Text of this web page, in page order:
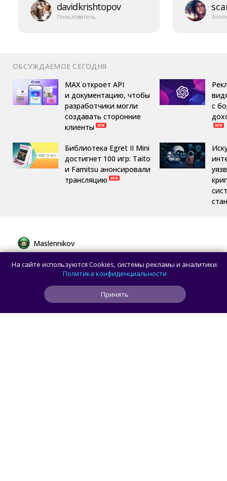
davidkrishtopov
Пользователь
ОБСУЖДАЕМОЕ СЕГОДНЯ
MAX откроет API
и документацию, чтобы
разработчики могли
создавать сторонние
клиенты
Библиотека Egret II Mini
достигнет 100 игр: Taito
и Famitsu анонсировали
трансляцию
с
Maslennikov
Сборная России выиграла 7 золотых
медалей из 8 на Международной
олимпиаде по ИИ
На сайте используются Cookies, системы рекламы и аналитики.
Политика конфиденциальности
Принять